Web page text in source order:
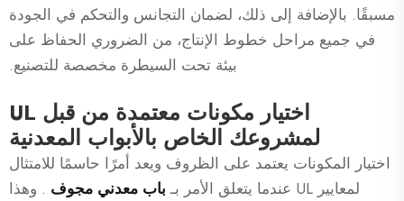
مسبقًا. بالإضافة إلى ذلك، لضمان التجانس والتحكم في الجودة
في جميع مراحل خطوط الإنتاج، من الضروري الحفاظ على
بيئة تحت السيطرة مخصصة للتصنيع.
اختيار مكونات معتمدة من قبل UL
لمشروعك الخاص بالأبواب المعدنية
اختيار المكونات يعتمد على الظروف ويعد أمرًا حاسمًا للامتثال
لمعايير UL عندما يتعلق الأمر بـ
باب معدني مجوف . وهذا